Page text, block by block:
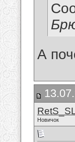
А
Новичок